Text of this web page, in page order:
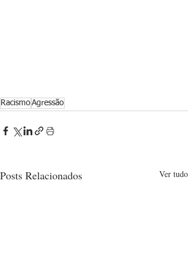
RacismoAgressão
Posts Relacionados Ver tudo